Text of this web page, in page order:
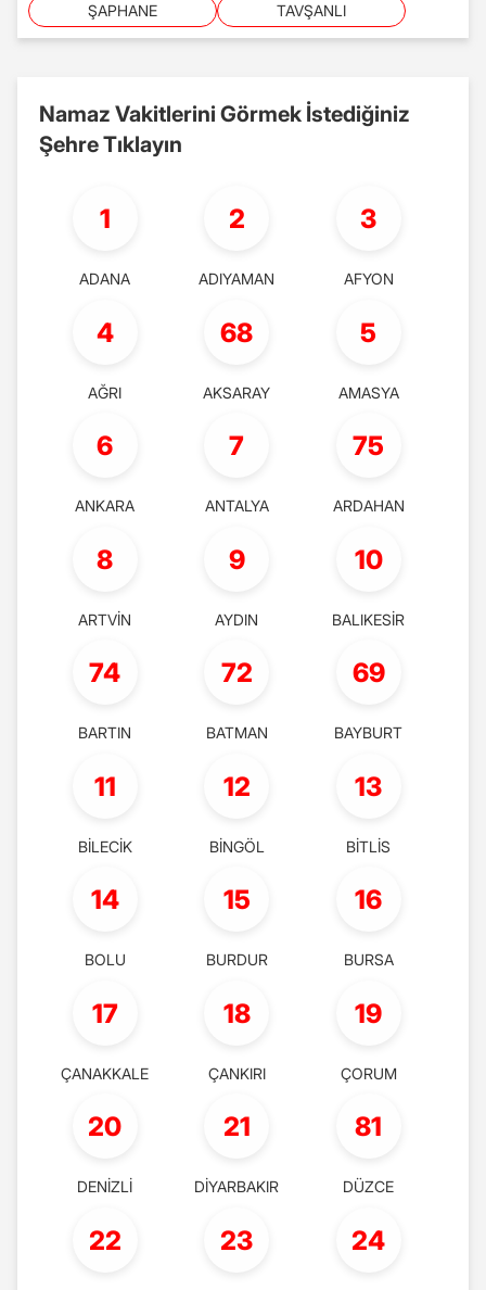
ŞAPHANE
TAVŞANLI
Namaz Vakitlerini Görmek İstediğiniz
Şehre Tıklayın
1
ADANA
2
ADIYAMAN
3
AFYON
4
AĞRI
68
AKSARAY
5
AMASYA
6
ANKARA
7
ANTALYA
75
ARDAHAN
8
ARTVİN
9
AYDIN
10
BALIKESİR
74
BARTIN
72
BATMAN
69
BAYBURT
11
BİLECİK
12
BİNGÖL
13
BİTLİS
14
BOLU
15
BURDUR
16
BURSA
17
ÇANAKKALE
18
ÇANKIRI
19
ÇORUM
20
DENİZLİ
21
DİYARBAKIR
81
DÜZCE
22 23 24